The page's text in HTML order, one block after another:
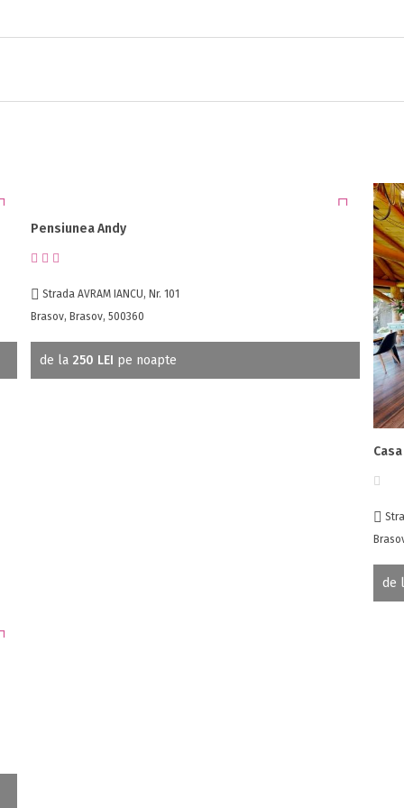
Pensiunea Andy
Strada AVRAM IANCU, Nr. 101
Brasov, Brasov, 500360
de la 250 LEI pe noapte
de